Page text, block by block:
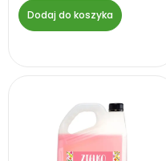
Dodaj do koszyka